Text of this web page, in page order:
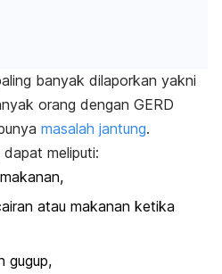
banyak dilaporkan yakni
orang dengan GERD
masalah jantung.
meliputi:
atau makanan ketika
gugup,